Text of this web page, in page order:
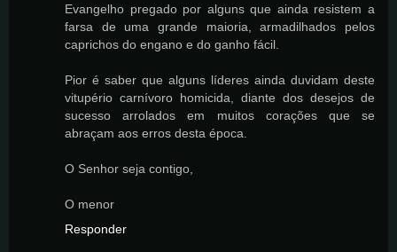
Evangelho pregado por alguns que ainda resistem a
farsa de uma grande maioria, armadilhados pelos
caprichos do engano e do ganho fácil.
Pior é saber que alguns líderes ainda duvidam deste
vitupério carnívoro homicida, diante dos desejos de
sucesso arrolados em muitos corações que se
abraçam aos erros desta época.
O Senhor seja contigo,
O menor
Responder